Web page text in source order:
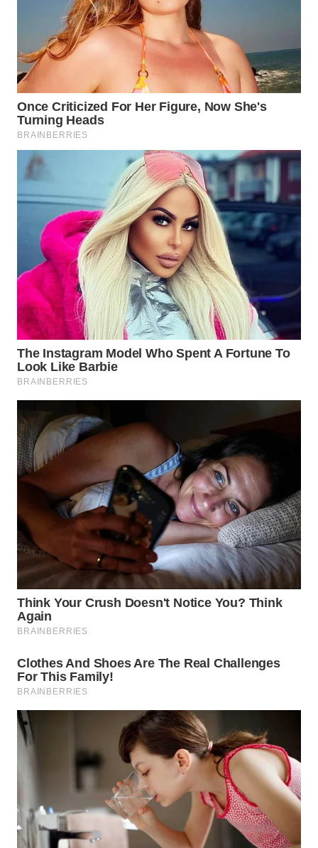
MADURA
WN
SURABAYA
WN
NATUNA
WN
BINTAN
WN
MANDALIKA
WN
LIKUPANG
WN
LABUANBAJO
WN
Wahana
Media
Group
WAHANA
NEWS
WAHANA
TANI
WAHANA
ADVOKAT
INFRASTRUKTUR
WAHANA
KONSUMEN
WAHANA
TRAVEL